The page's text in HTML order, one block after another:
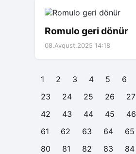
Romulo geri dönür
08.Avqust.2025 14:18
1 2 3 4 5 6
23
24 25 26 27
42
43 44 45 46
61
62 63 64 65
80
81 82 83 84